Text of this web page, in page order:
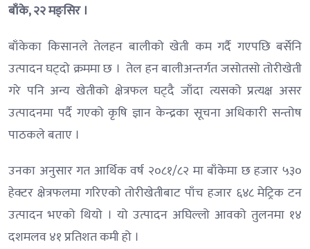
बाँके, २२ मङ्सिर ।
बाँकेका किसानले तेलहन बालीको खेती कम गर्दै गएपछि बर्सेनि
उत्पादन घट्दो क्रममा छ । तेल हन बालीअन्तर्गत जसोतसो तोरीखेती
गरे पनि अन्य खेतीको क्षेत्रफल घट्दै जाँदा त्यसको प्रत्यक्ष असर
उत्पादनमा पर्दै गएको कृषि ज्ञान केन्द्रका सूचना अधिकारी सन्तोष
पाठकले बताए ।
उनका अनुसार गत आर्थिक वर्ष २०८१/८२ मा बाँकेमा छ हजार ५३०
हेक्टर क्षेत्रफलमा गरिएको तोरीखेतीबाट पाँच हजार ६४८ मेट्रिक टन
उत्पादन भएको थियो । यो उत्पादन अघिल्लो आवको तुलनमा १४
दशमलव ४१ प्रतिशत कमी हो ।